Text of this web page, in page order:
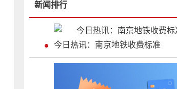
新闻排行
今日热讯：南京地铁收费标准